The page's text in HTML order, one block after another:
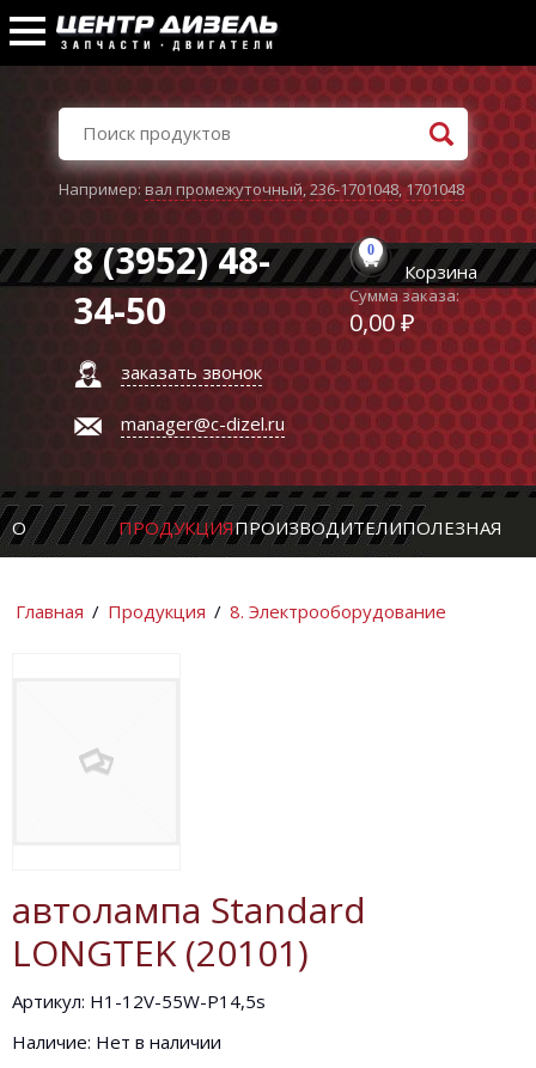
Например:вал промежуточный,236-1701048,1701048
8 (3952) 48-
34-50
заказать звонок
manager@c-dizel.ru
0
Корзина
Сумма заказа:
0,00 ₽
О ПРОДУКЦИЯПРОИЗВОДИТЕЛИПОЛЕЗНАЯ
Главная / Продукция / 8. Электрооборудование
автолампа Standard
LONGTEK (20101)
Артикул: H1-12V-55W-P14,5s
Наличие: Нет в наличии